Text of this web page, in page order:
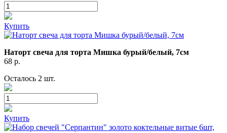
Купить
Наторт свеча для торта Мишка бурый/белый, 7см
68 р.
Осталось 2 шт.
Купить